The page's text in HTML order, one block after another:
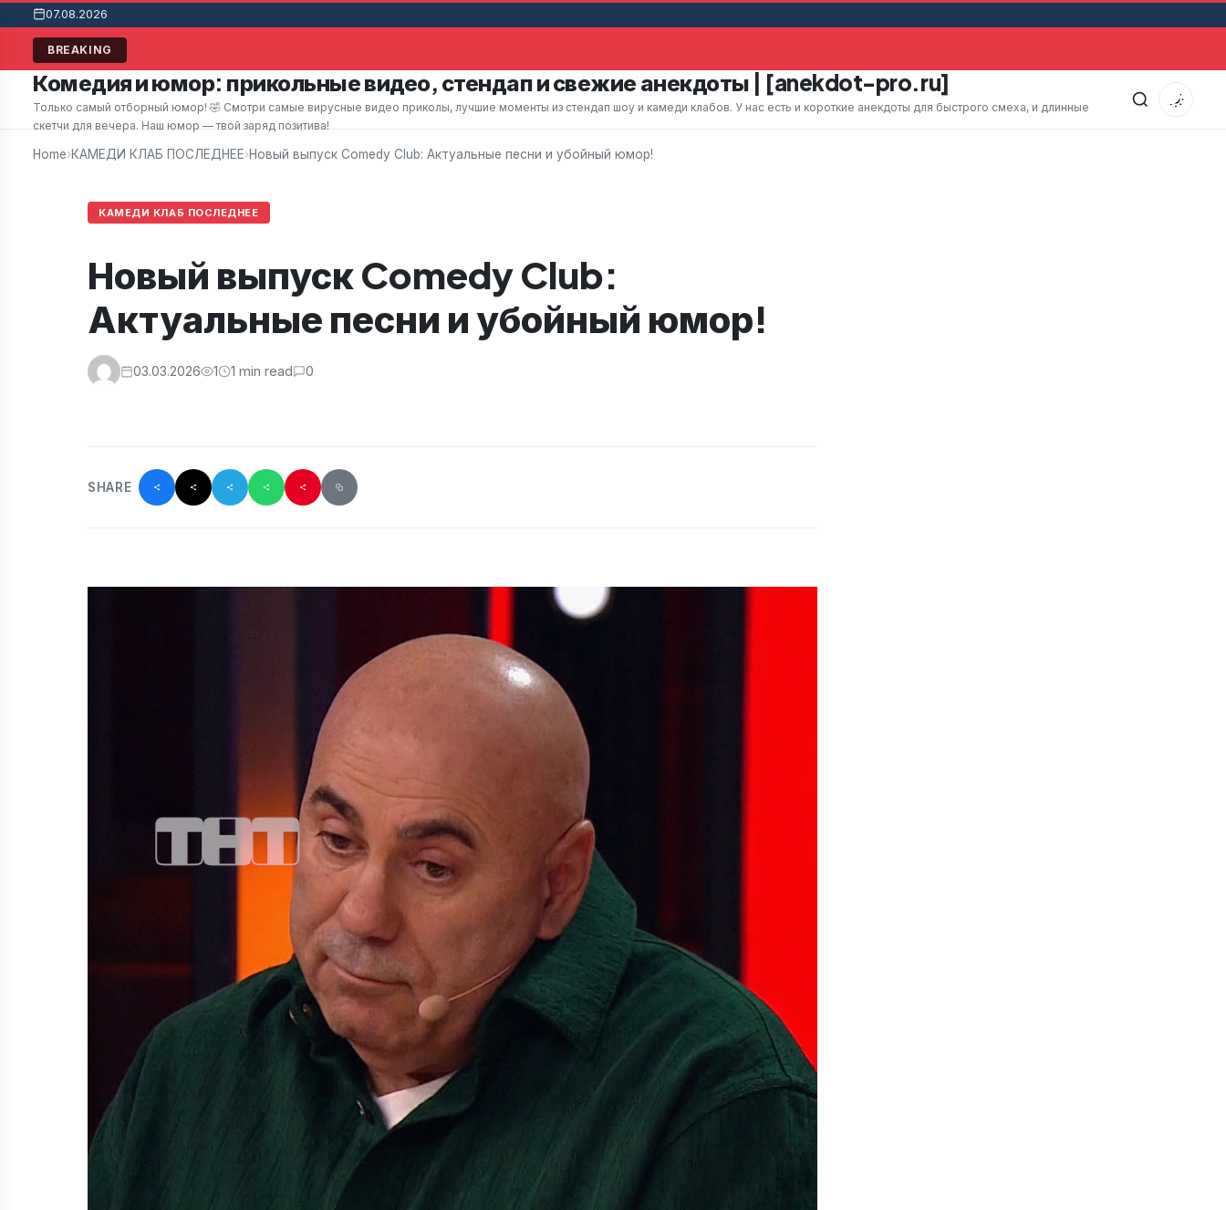
07.08.2026
BREAKINGМужчина в супермаркете заметил привлекательную женщину, которая помахала ему рук
Комедия и юмор: прикольные видео, стендап и свежие анекдоты | [anekdot-pro.ru]
Только самый отборный юмор! 🤣 Смотри самые вирусные видео приколы, лучшие моменты из стендап шоу и камеди клабов. У нас есть и короткие анекдоты для быстрого смеха, и длинные
скетчи для вечера. Наш юмор — твой заряд позитива!
Home›КАМЕДИ КЛАБ ПОСЛЕДНЕЕ›Новый выпуск Comedy Club: Актуальные песни и убойный юмор!
КАМЕДИ КЛАБ ПОСЛЕДНЕЕ
Новый выпуск Comedy Club:
Актуальные песни и убойный юмор!
03.03.2026 1 1 min read 0
SHARE